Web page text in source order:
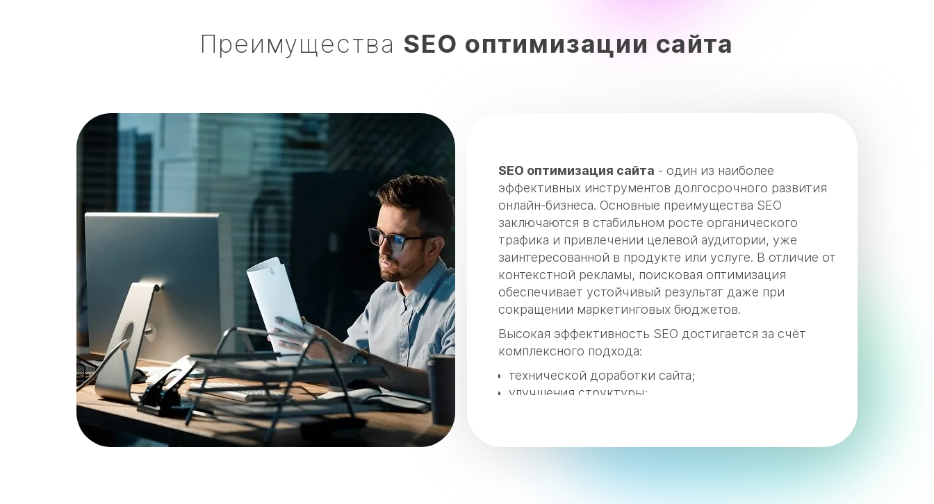
Преимущества SEO оптимизации сайта
SEO оптимизация сайта - один из наиболее
эффективных инструментов долгосрочного развития
онлайн-бизнеса. Основные преимущества SEO
заключаются в стабильном росте органического
трафика и привлечении целевой аудитории, уже
заинтересованной в продукте или услуге. В отличие от
контекстной рекламы, поисковая оптимизация
обеспечивает устойчивый результат даже при
сокращении маркетинговых бюджетов.
Высокая эффективность SEO достигается за счёт
комплексного подхода:
технической доработки сайта;
улучшения структуры;
Это улучшает позиции в поисковой выдаче и